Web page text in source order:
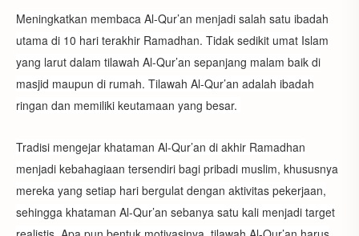
Meningkatkan membaca Al-Qur’an menjadi salah satu ibadah
utama di 10 hari terakhir Ramadhan. Tidak sedikit umat Islam
yang larut dalam tilawah Al-Qur’an sepanjang malam baik di
masjid maupun di rumah. Tilawah Al-Qur’an adalah ibadah
ringan dan memiliki keutamaan yang besar.
Tradisi mengejar khataman Al-Qur’an di akhir Ramadhan
menjadi kebahagiaan tersendiri bagi pribadi muslim, khususnya
mereka yang setiap hari bergulat dengan aktivitas pekerjaan,
sehingga khataman Al-Qur’an sebanya satu kali menjadi target